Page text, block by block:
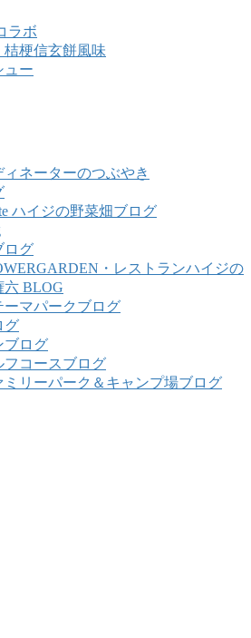
ラボ
梗信玄餅風味
ュー
ネーターのつぶやき
ハイジの野菜畑ブログ
ログ
・レストランハイジの
六 BLOG
マパークブログ
グ
ブログ
コースブログ
リーパーク＆キャンプ場ブログ